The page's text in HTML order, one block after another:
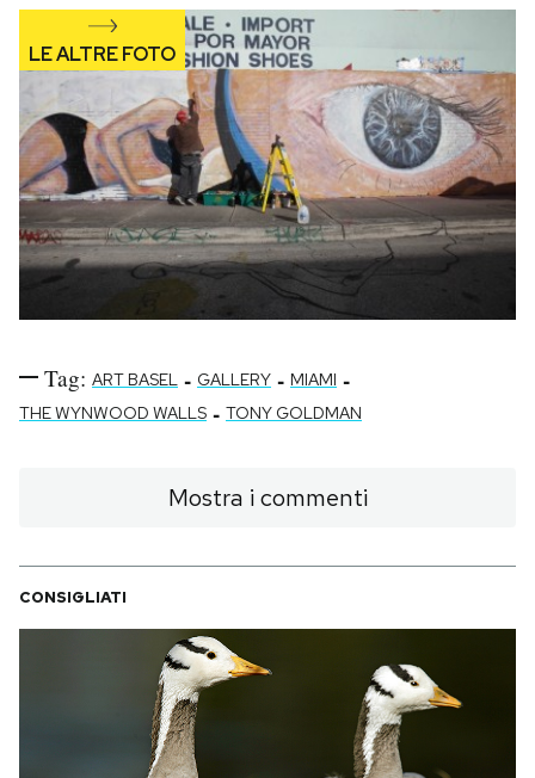
Tag: ART BASEL - GALLERY - MIAMI -
THE WYNWOOD WALLS - TONY GOLDMAN
Mostra i commenti
CONSIGLIATI